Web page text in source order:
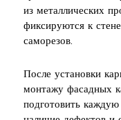
из металлических
фиксируются к
саморезов.
После установки
монтажу фасадных
подготовить каждую